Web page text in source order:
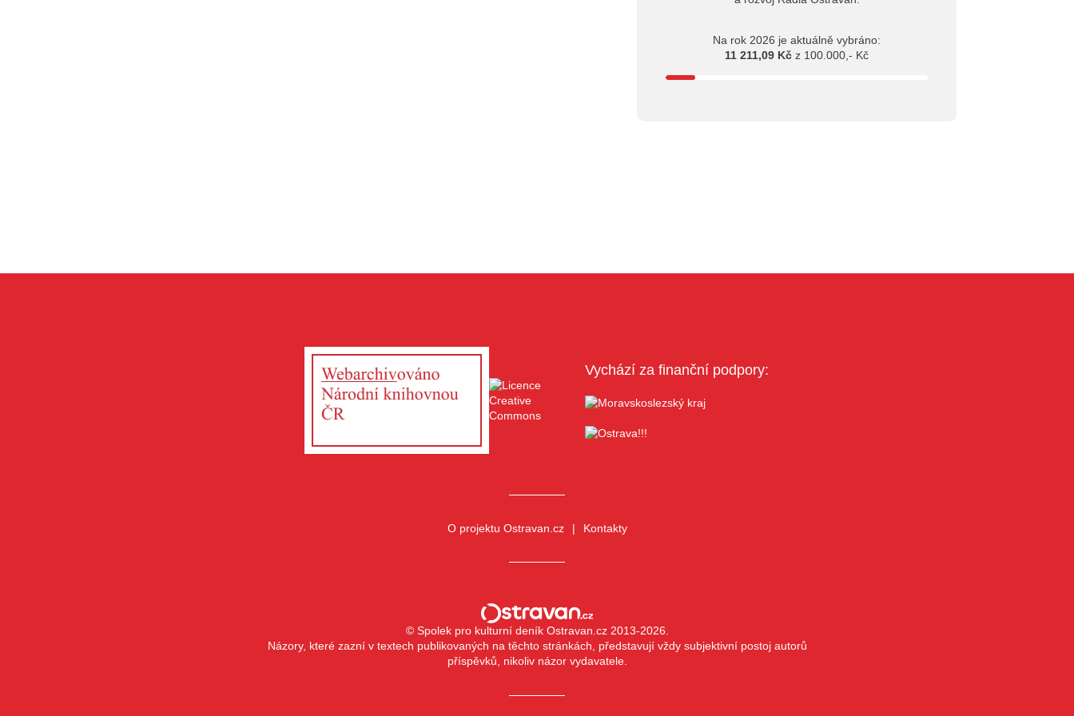
Na rok 2026 je aktuálně vybráno:
11 211,09 Kč z 100.000,- Kč
Vychází za finanční podpory:
O projektu Ostravan.cz Kontakty
© Spolek pro kulturní deník Ostravan.cz 2013-2026.
Názory, které zazní v textech publikovaných na těchto stránkách, představují vždy subjektivní postoj autorů
příspěvků, nikoliv názor vydavatele.